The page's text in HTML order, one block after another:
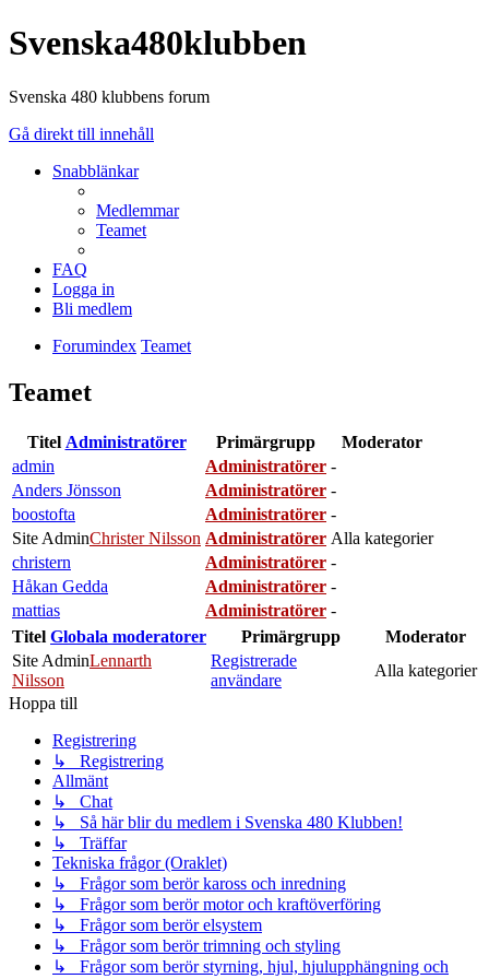
Svenska480klubben
Svenska 480 klubbens forum
Gå direkt till innehåll
Snabblänkar
Medlemmar
Teamet
FAQ
Logga in
Bli medlem
Forumindex Teamet
Teamet
Titel Administratörer Primärgrupp
Moderator
admin
Administratörer -
Anders Jönsson
Administratörer -
boostofta
Administratörer -
Site AdminChrister Nilsson Administratörer Alla kategorier
christern
Administratörer -
Håkan Gedda
Administratörer -
mattias
Administratörer -
Titel Globala moderatorer Primärgrupp
Moderator
Site AdminLennarth
Nilsson
Registrerade
användare
Alla kategorier
Hoppa till
Registrering
↳ Registrering
Allmänt
↳ Chat
↳ Så här blir du medlem i Svenska 480 Klubben!
↳ Träffar
Tekniska frågor (Oraklet)
↳ Frågor som berör kaross och inredning
↳ Frågor som berör motor och kraftöverföring
↳ Frågor som berör elsystem
↳ Frågor som berör trimning och styling
↳ Frågor som berör styrning, hjul, hjulupphängning och